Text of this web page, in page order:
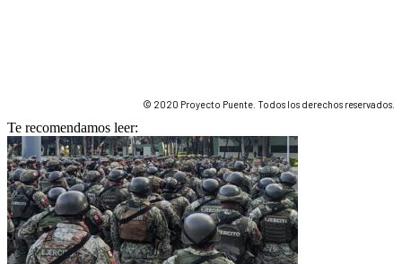
© 2020 Proyecto Puente. Todos los derechos reservados.
Te recomendamos leer: